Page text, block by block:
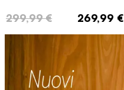
299,99 € 269,99 €